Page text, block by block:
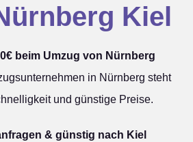
Kiel
beim Umzug von Nürnberg
in Nürnberg steht
und günstige Preise.
& günstig nach Kiel